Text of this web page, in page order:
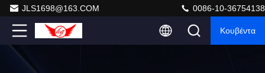
JLS1698@163.COM 0086-10-36754138
Κουβέντα